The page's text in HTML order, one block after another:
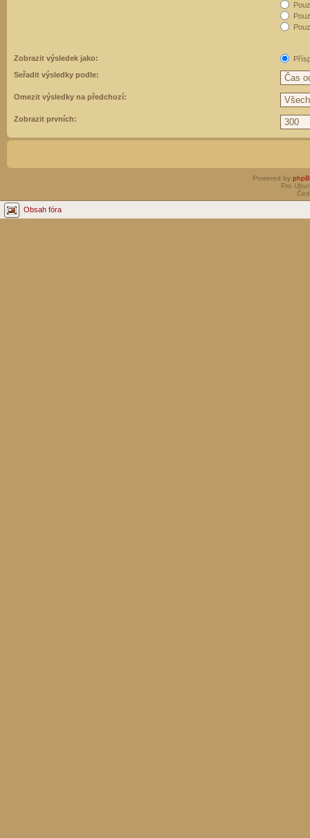
Zobrazit výsledek jako:
Seřadit výsledky podle:
Omezit výsledky na předchozí:
Zobrazit prvních:
Powered by
Pro
Obsah fóra